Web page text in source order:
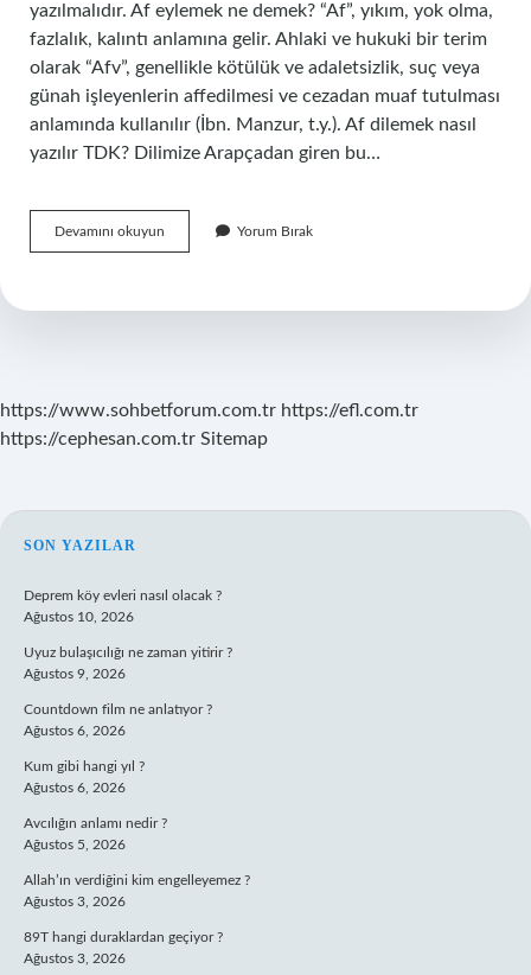
yazılmalıdır. Af eylemek ne demek? “Af”, yıkım, yok olma,
fazlalık, kalıntı anlamına gelir. Ahlaki ve hukuki bir terim
olarak “Afv”, genellikle kötülük ve adaletsizlik, suç veya
günah işleyenlerin affedilmesi ve cezadan muaf tutulması
anlamında kullanılır (İbn. Manzur, t.y.). Af dilemek nasıl
yazılır TDK? Dilimize Arapçadan giren bu…
Devamını okuyun
Eylemek
Yorum Bırak
https://www.sohbetforum.com.tr https://efl.com.tr
https://cephesan.com.tr Sitemap
SIDEBAR
SON YAZILAR
Deprem köy evleri nasıl olacak ?
Ağustos 10, 2026
Uyuz bulaşıcılığı ne zaman yitirir ?
Ağustos 9, 2026
Countdown film ne anlatıyor ?
Ağustos 6, 2026
Kum gibi hangi yıl ?
Ağustos 6, 2026
Avcılığın anlamı nedir ?
Ağustos 5, 2026
Allah’ın verdiğini kim engelleyemez ?
Ağustos 3, 2026
89T hangi duraklardan geçiyor ?
Ağustos 3, 2026